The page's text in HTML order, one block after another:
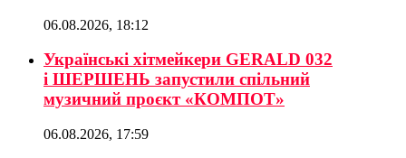
06.08.2026, 18:12
Українські хітмейкери GERALD 032
і ШЕРШЕНЬ запустили спільний
музичний проєкт «КОМПОТ»
06.08.2026, 17:59